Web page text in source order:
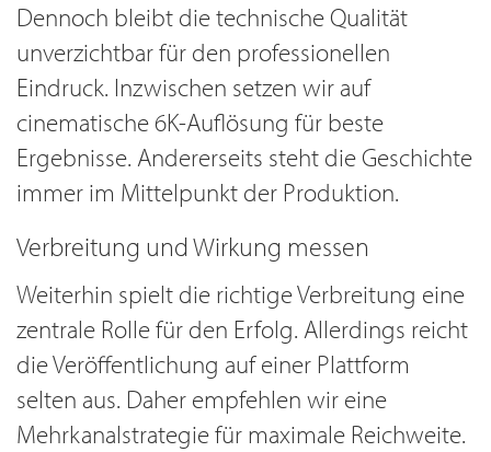
Dennoch bleibt die technische Qualität
unverzichtbar für den professionellen
Eindruck. Inzwischen setzen wir auf
cinematische 6K-Auflösung für beste
Ergebnisse. Andererseits steht die Geschichte
immer im Mittelpunkt der Produktion.
Verbreitung und Wirkung messen
Weiterhin spielt die richtige Verbreitung eine
zentrale Rolle für den Erfolg. Allerdings reicht
die Veröffentlichung auf einer Plattform
selten aus. Daher empfehlen wir eine
Mehrkanalstrategie für maximale Reichweite.